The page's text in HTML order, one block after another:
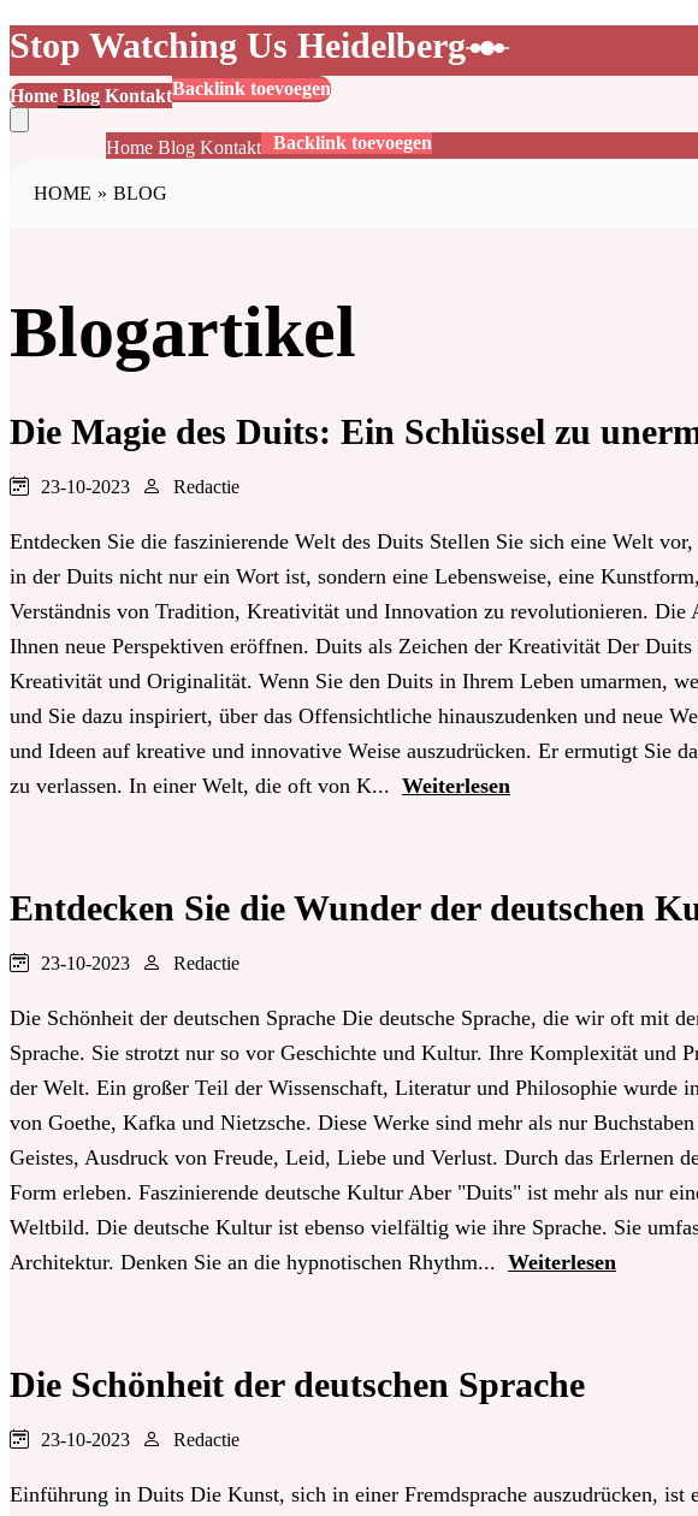
Stop Watching Us Heidelberg
Home Blog KontaktBacklink toevoegen
HomeBlogKontakt Backlink toevoegen
HOME » BLOG
Blogartikel
Die Magie des Duits: Ein Schlüssel zu
23-10-2023 Redactie
Entdecken Sie die faszinierende Welt des Duits Stellen Sie sich eine Welt
in der Duits nicht nur ein Wort ist, sondern eine Lebensweise, eine
Verständnis von Tradition, Kreativität und Innovation zu revolutionieren. Die
Ihnen neue Perspektiven eröffnen. Duits als Zeichen der Kreativität Der
Kreativität und Originalität. Wenn Sie den Duits in Ihrem Leben umarmen,
und Sie dazu inspiriert, über das Offensichtliche hinauszudenken und neue
und Ideen auf kreative und innovative Weise auszudrücken. Er ermutigt Sie
zu verlassen. In einer Welt, die oft von K... Weiterlesen
Entdecken Sie die Wunder der deutschen
23-10-2023 Redactie
Die Schönheit der deutschen Sprache Die deutsche Sprache, die wir oft mit
Sprache. Sie strotzt nur so vor Geschichte und Kultur. Ihre Komplexität und
der Welt. Ein großer Teil der Wissenschaft, Literatur und Philosophie wurde
von Goethe, Kafka und Nietzsche. Diese Werke sind mehr als nur
Geistes, Ausdruck von Freude, Leid, Liebe und Verlust. Durch das Erlernen
Form erleben. Faszinierende deutsche Kultur Aber "Duits" ist mehr als nur
Weltbild. Die deutsche Kultur ist ebenso vielfältig wie ihre Sprache. Sie
Architektur. Denken Sie an die hypnotischen Rhythm... Weiterlesen
Die Schönheit der deutschen Sprache
23-10-2023 Redactie
Einführung in Duits Die Kunst, sich in einer Fremdsprache auszudrücken,